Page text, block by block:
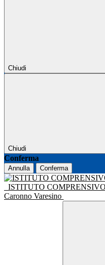
Chiudi
Chiudi
Conferma
Annulla Conferma
ISTITUTO
Caronno Varesino